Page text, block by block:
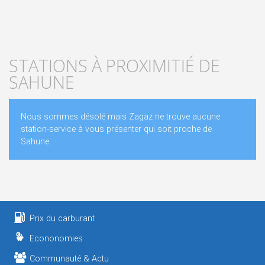
STATIONS À PROXIMITIÉ DE
SAHUNE
Nous sommes désolé mais Zagaz ne trouve aucune
station-service à vous présenter qui soit proche de
Sahune..
Prix du carburant
Econonomies
Communauté & Actu